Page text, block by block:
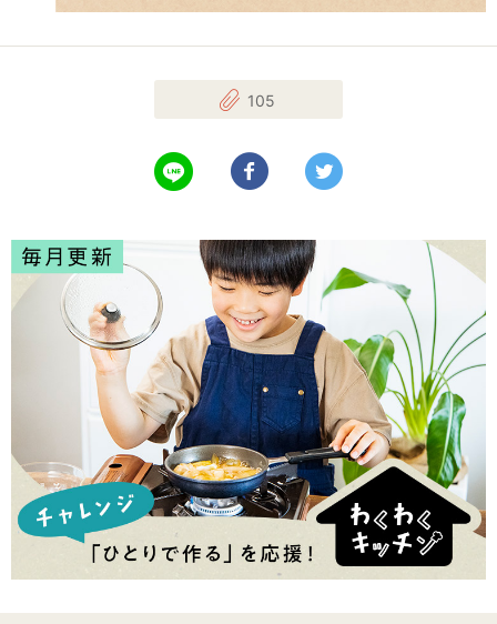
105
LINEで送る Facebookでシェアする